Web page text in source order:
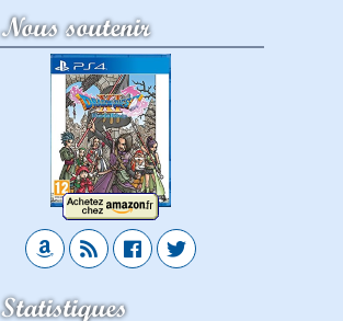
Nous soutenir
Statistiques